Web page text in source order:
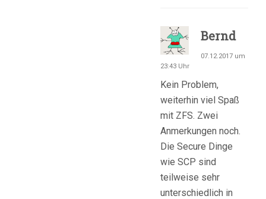
Bernd
07.12.2017 um
23:43 Uhr
Kein Problem,
weiterhin viel Spaß
mit ZFS. Zwei
Anmerkungen noch.
Die Secure Dinge
wie SCP sind
teilweise sehr
unterschiedlich in